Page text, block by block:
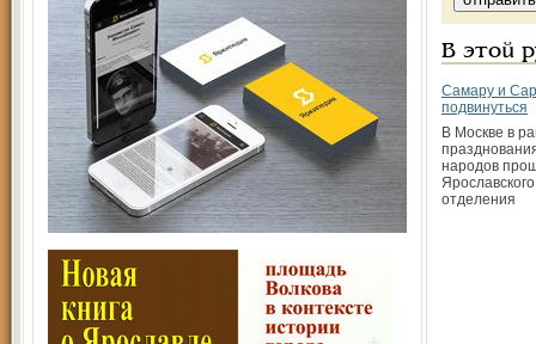
В этой
Самару и
подвинуться
В Москве в
народов
отделения